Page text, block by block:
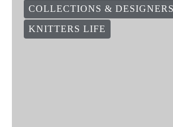
COLLECTIONS & DESIGNERS
KNITTERS LIFE